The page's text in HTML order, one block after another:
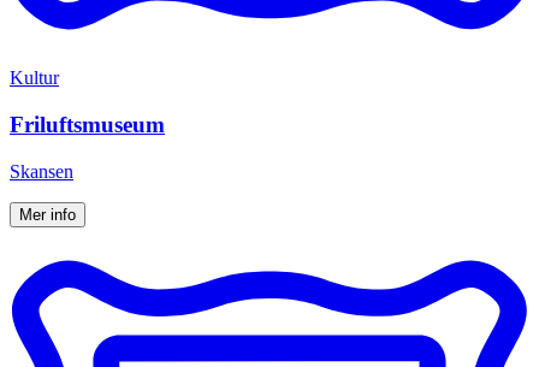
Kultur
Friluftsmuseum
Skansen
Mer info